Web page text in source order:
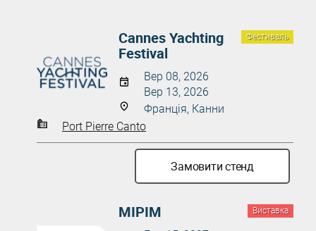
Фестиваль
Cannes Yachting
Festival
Вер 08, 2026
Вер 13, 2026
Франція, Канни
Port Pierre Canto
Замовити стенд
Виставка
MIPIM